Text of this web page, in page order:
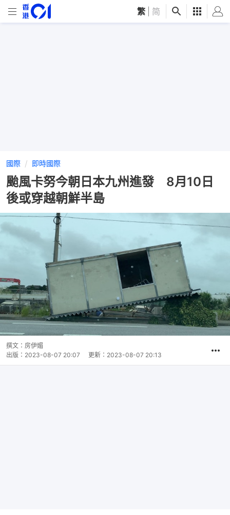
繁 简
國際 即時國際
颱風卡努今朝日本九州進發 8月10日
後或穿越朝鮮半島
撰文： 房伊媚
出版： 2023-08-07 20:07 更新： 2023-08-07 20:13